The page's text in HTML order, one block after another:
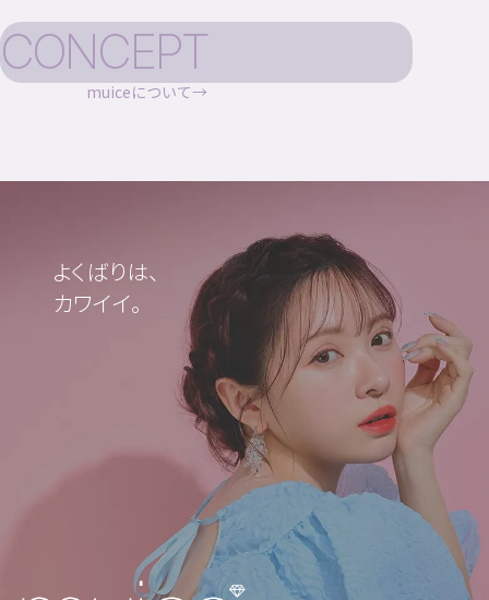
CONCEPT
muiceについて
よくばりは、
カワイイ。